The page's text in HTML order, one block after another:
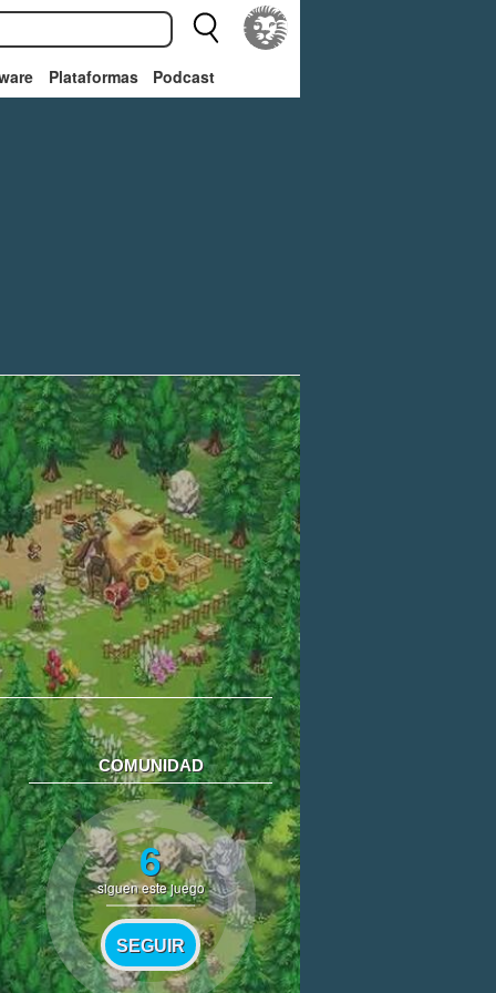
Plataformas Podcast
COMUNIDAD
6
siguen este juego
SEGUIR